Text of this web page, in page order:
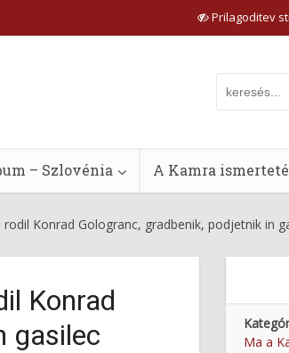
Prilagoditev
– Szlovénia A Kamra
Konrad Gologranc, gradbenik, podjetnik in
Konrad
gasilec
Ma a